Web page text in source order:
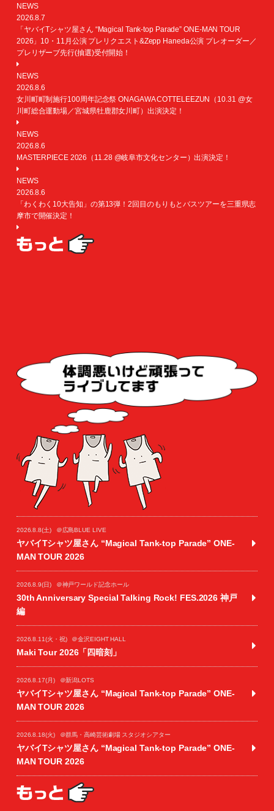
NEWS
2026.8.7
「ヤバイTシャツ屋さん “Magical Tank-top Parade” ONE-MAN TOUR
2026」10・11月公演 プレリクエスト&Zepp Haneda公演 プレオーダー／
プレリザーブ先行(抽選)受付開始！
NEWS
2026.8.6
女川町町制施行100周年記念祭 ONAGAWA COTTELEEZUN（10.31 @女
川町総合運動場／宮城県牡鹿郡女川町）出演決定！
NEWS
2026.8.6
MASTERPIECE 2026（11.28 @岐阜市文化センター）出演決定！
NEWS
2026.8.6
「わくわく10大告知」の第13弾！2回目のもりもとバスツアーを三重県志
摩市で開催決定！
2026.8.8(土) ＠広島BLUE LIVE
ヤバイTシャツ屋さん “Magical Tank-top Parade” ONE-
MAN TOUR 2026
2026.8.9(日) ＠神戸ワールド記念ホール
30th Anniversary Special Talking Rock! FES.2026 神戸
編
2026.8.11(火・祝) ＠金沢EIGHT HALL
Maki Tour 2026「四暗刻」
2026.8.17(月) ＠新潟LOTS
ヤバイTシャツ屋さん “Magical Tank-top Parade” ONE-
MAN TOUR 2026
2026.8.18(火) ＠群馬・高崎芸術劇場 スタジオシアター
ヤバイTシャツ屋さん “Magical Tank-top Parade” ONE-
MAN TOUR 2026